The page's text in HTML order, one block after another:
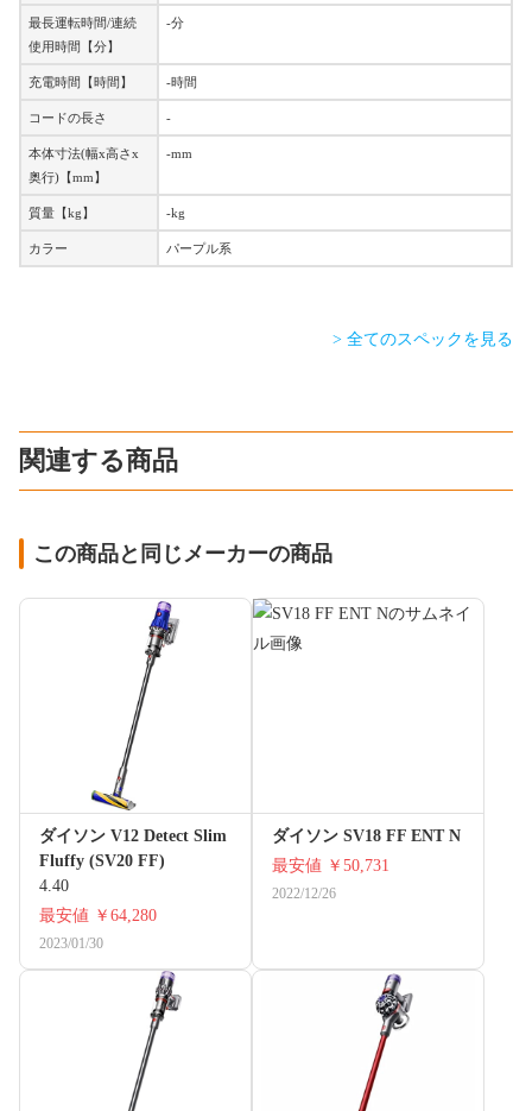
最長運転時間/連続
使用時間【分】
-分
充電時間【時間】 -時間
コードの長さ -
本体寸法(幅x高さx
奥行)【mm】
-mm
質量【kg】 -kg
カラー パープル系
> 全てのスペックを見る
関連する商品
この商品と同じメーカーの商品
ダイソン V12 Detect Slim
Fluffy (SV20 FF)
4.40
最安値 ￥64,280
2023/01/30
ダイソン SV18 FF ENT N
最安値 ￥50,731
2022/12/26